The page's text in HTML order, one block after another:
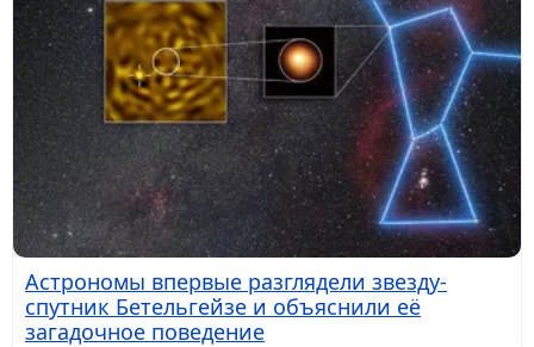
Астрономы впервые разглядели звезду-
спутник Бетельгейзе и объяснили её
загадочное поведение